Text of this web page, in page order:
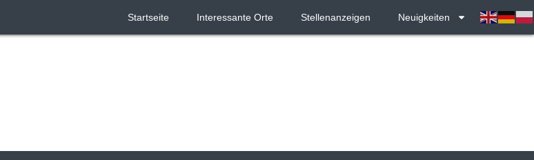
Startseite Interessante Orte Stellenanzeigen Neuigkeiten